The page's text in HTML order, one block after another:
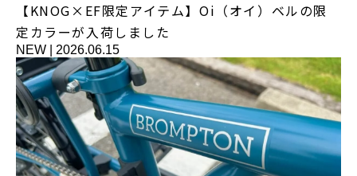
【KNOG×EF限定アイテム】Oi（オイ）ベルの限
定カラーが入荷しました
NEW 2026.06.15